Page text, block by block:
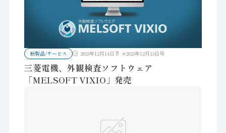
新製品/サービス 2023年12月14日 #2023年12月13日号
三菱電機、外観検査ソフトウェア
「MELSOFT VIXIO」発売